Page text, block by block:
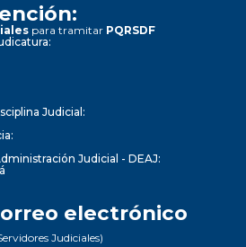
para tramitar PQRSDF
Judicial:
Judicial - DEAJ:
electrónico
Judiciales)